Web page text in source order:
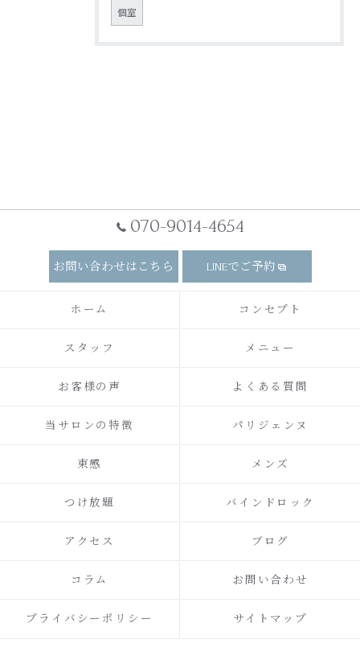
個室
070-9014-4654
お問い合わせはこちら LINEでご予約
ホーム コンセプト
スタッフ メニュー
お客様の声 よくある質問
当サロンの特徴 パリジェンヌ
束感 メンズ
つけ放題 バインドロック
アクセス ブログ
コラム お問い合わせ
プライバシーポリシー サイトマップ